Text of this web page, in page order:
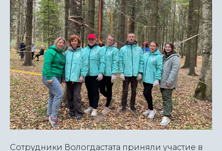
Сотрудники Вологдастата приняли участие в